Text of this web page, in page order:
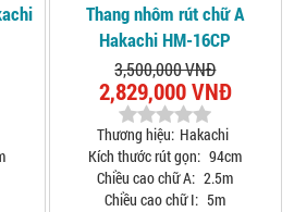
Thang nhôm rút chữ A
Hakachi HM-16CP
3,500,000 VNĐ
2,829,000 VNĐ
Thương hiệu: Hakachi
Kích thước rút gọn: 94cm
Chiều cao chữ A: 2.5m
Chiều cao chữ I: 5m